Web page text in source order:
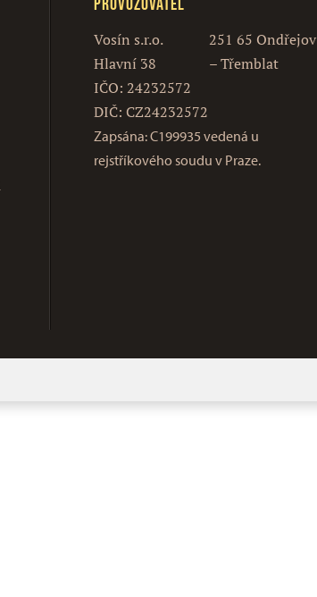
Vosín s.r.o.
Hlavní 38
251 65 Ondřejov
– Třemblat
IČO: 24232572
DIČ: CZ24232572
Zapsána: C199935 vedená u
rejstříkového soudu v Praze.